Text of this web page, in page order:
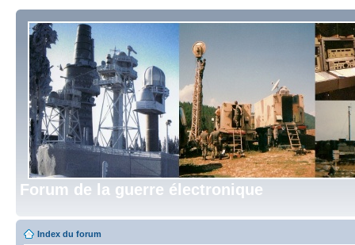
Forum de la guerre électronique
Index du forum